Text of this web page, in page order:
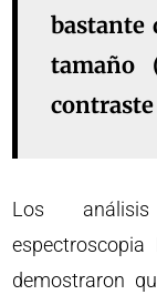
bastante
tamaño
contraste
Los
demostraron